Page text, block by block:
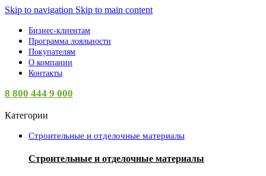
Skip to navigation Skip to main content
Бизнес-клиентам
Программа лояльности
Покупателям
О компании
Контакты
8 800 444 9 000
Категории
Строительные и отделочные материалы
Строительные и отделочные материалы